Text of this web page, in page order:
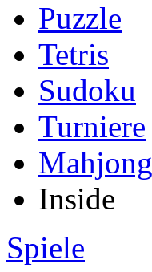
Puzzle
Tetris
Sudoku
Turniere
Mahjong
Inside
Spiele